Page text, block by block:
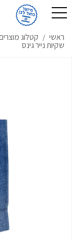
ראשי / קטלוג
שקיות נייר גינס